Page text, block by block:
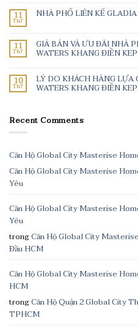
11
Th7
NHÀ PHỐ LIÊN KẾ
11
Th7
GIÁ BÁN VÀ ƯU ĐÃI NHÀ
WATERS KHANG ĐIỀN
10
Th7
LÝ DO KHÁCH HÀNG
WATERS KHANG ĐIỀN
Recent Comments
Căn Hộ Global City Masterise
Căn Hộ Global City Masterise
Yêu
Căn Hộ Global City Masterise
Yêu
trongCăn Hộ Global City
Đầu HCM
Căn Hộ Global City Masterise
HCM
trongCăn Hộ Quận 2 Global City
TPHCM